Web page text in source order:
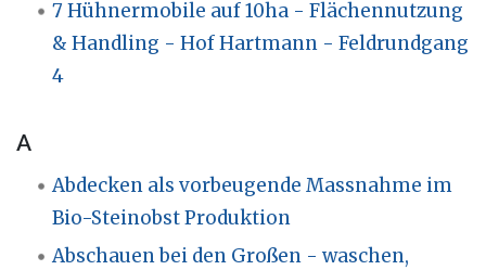
7 Hühnermobile auf 10ha - Flächennutzung
& Handling - Hof Hartmann - Feldrundgang
4
A
Abdecken als vorbeugende Massnahme im
Bio-Steinobst Produktion
Abschauen bei den Großen - waschen,